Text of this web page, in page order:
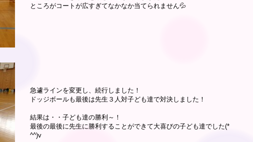
ところがコートが広すぎてなかなか当てられません💦
急遽ラインを変更し、続行しました！
ドッジボールも最後は先生３人対子ども達で対決しました！
結果は・・子ども達の勝利～！
最後の最後に先生に勝利することができて大喜びの子ども達でした(*
^^)v